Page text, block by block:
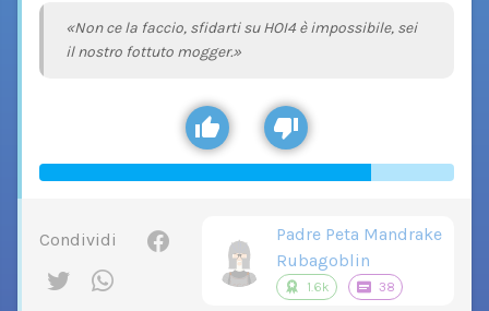
«Non ce la faccio, sfidarti su HOI4 è impossibile, sei
il nostro fottuto mogger.»
Condividi
Padre Peta Mandrake
Rubagoblin
1.6k 38